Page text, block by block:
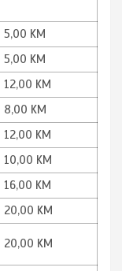
5,00 KM
5,00 KM
12,00 KM
8,00 KM
12,00 KM
10,00 KM
16,00 KM
20,00 KM
20,00 KM